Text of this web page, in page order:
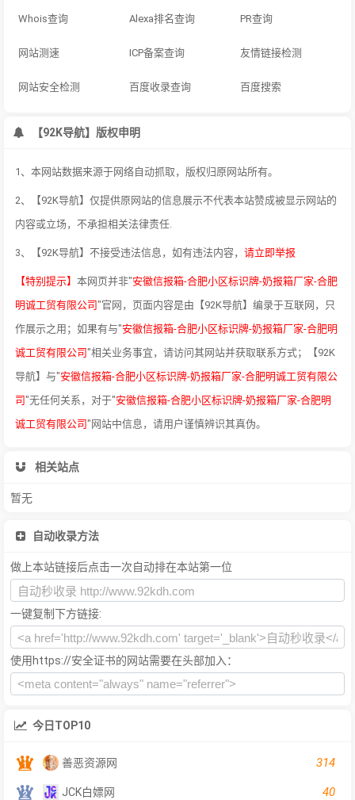
Whois查询 Alexa排名查询 PR查询
网站测速 ICP备案查询 友情链接检测
网站安全检测 百度收录查询 百度搜索
【92K导航】版权申明
1、本网站数据来源于网络自动抓取，版权归原网站所有。
2、【92K导航】仅提供原网站的信息展示不代表本站赞成被显示网站的
内容或立场，不承担相关法律责任.
3、【92K导航】不接受违法信息，如有违法内容， 请立即举报
【特别提示】 本网页并非"安徽信报箱-合肥小区标识牌-奶报箱厂家-合肥
明诚工贸有限公司"官网，页面内容是由【92K导航】编录于互联网，只
作展示之用；如果有与"安徽信报箱-合肥小区标识牌-奶报箱厂家-合肥明
诚工贸有限公司"相关业务事宜，请访问其网站并获取联系方式；【92K
导航】与"安徽信报箱-合肥小区标识牌-奶报箱厂家-合肥明诚工贸有限公
司"无任何关系，对于"安徽信报箱-合肥小区标识牌-奶报箱厂家-合肥明
诚工贸有限公司"网站中信息，请用户谨慎辨识其真伪。
相关站点
暂无
自动收录方法
做上本站链接后点击一次自动排在本站第一位
一键复制下方链接:
使用https://安全证书的网站需要在头部加入：
今日TOP10
善恶资源网 314
JCK白嫖网 40